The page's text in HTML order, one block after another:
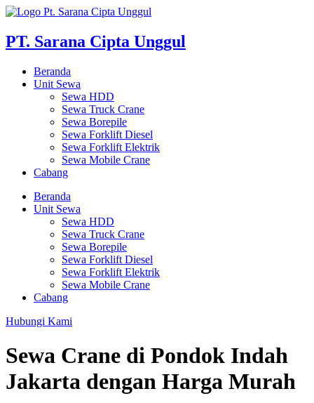
Skip
content
PT. Sarana Cipta Unggul
Beranda
Unit Sewa
Sewa HDD
Sewa Truck Crane
Sewa Borepile
Sewa Forklift Diesel
Sewa Forklift Elektrik
Sewa Mobile Crane
Cabang
Beranda
Unit Sewa
Sewa HDD
Sewa Truck Crane
Sewa Borepile
Sewa Forklift Diesel
Sewa Forklift Elektrik
Sewa Mobile Crane
Cabang
Hubungi Kami
Sewa Crane di Pondok Indah
Jakarta dengan Harga Murah